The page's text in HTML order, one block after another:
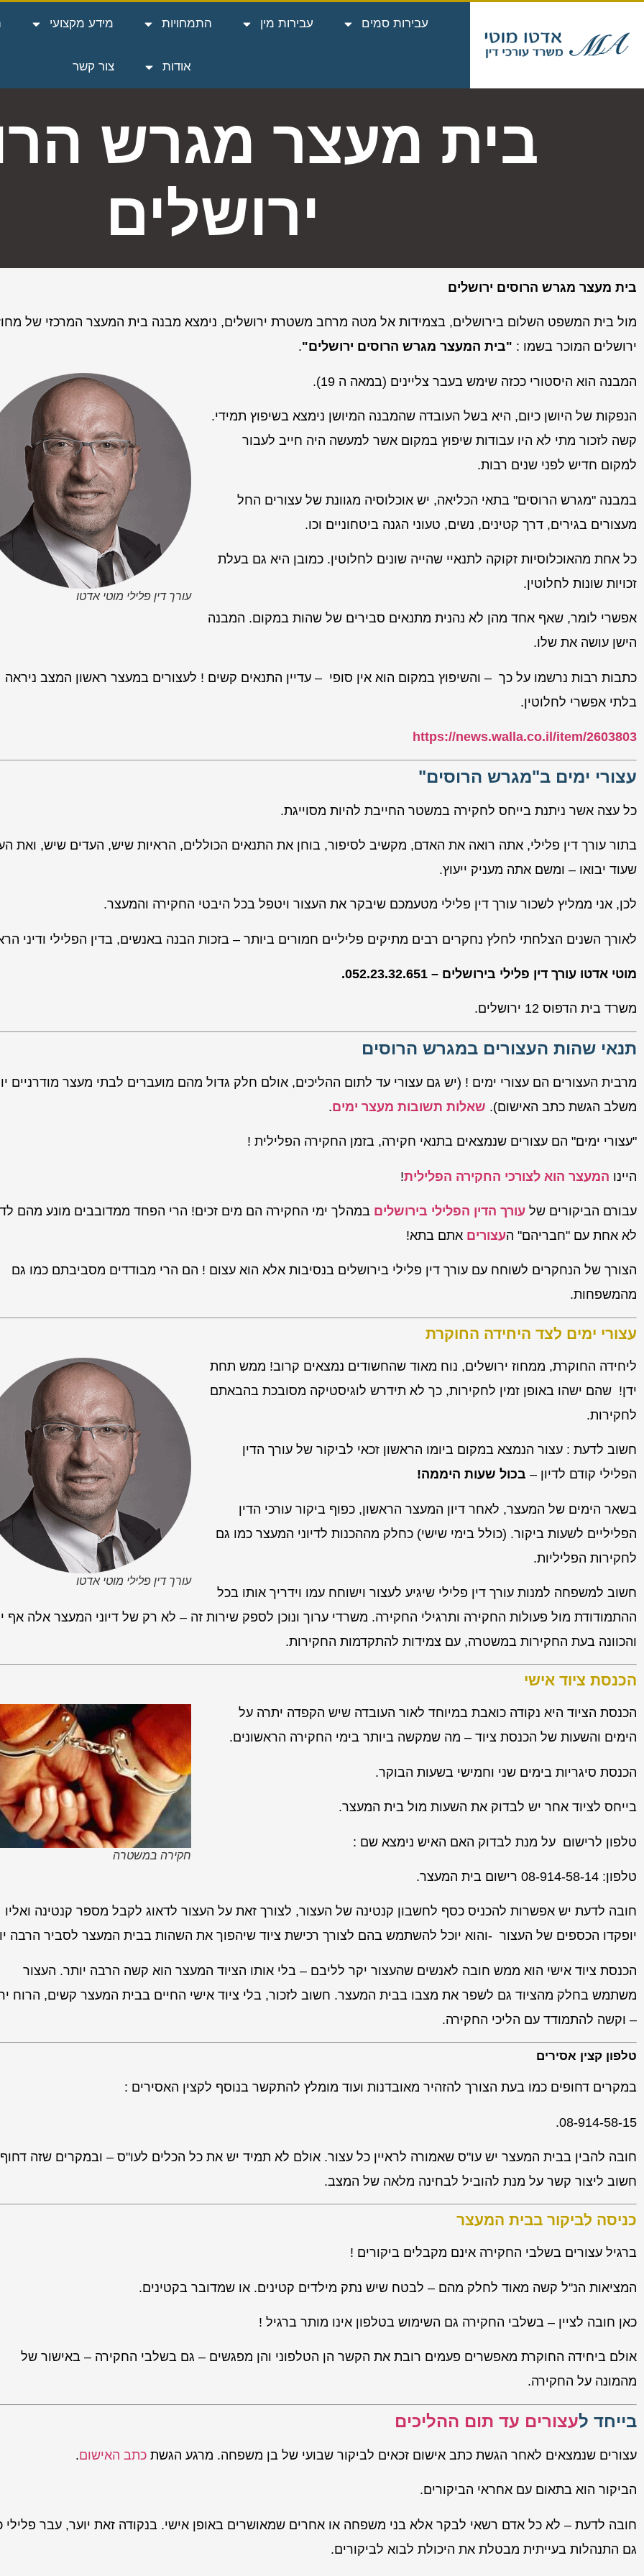
עבירות סמים עבירות מין התמחויות מידע מקצועי
אודות צור קשר
בית מעצר מגרש
ירושלים
בית מעצר מגרש הרוסים ירושלים
מול בית המשפט השלום בירושלים, בצמידות אל מטה מרחב משטרת ירושלים, נימצא מבנה בית המעצר המרכזי של
ירושלים המוכר בשמו : "בית המעצר מגרש הרוסים ירושלים".
עורך דין פלילי מוטי אדטו
המבנה הוא היסטורי ככזה שימש בעבר צליינים (במאה ה 19).
הנפקות של היושן כיום, היא בשל העובדה שהמבנה המיושן נימצא בשיפוץ תמידי.
קשה לזכור מתי לא היו עבודות שיפוץ במקום אשר למעשה היה חייב לעבור
למקום חדיש לפני שנים רבות.
במבנה "מגרש הרוסים" בתאי הכליאה, יש אוכלוסיה מגוונת של עצורים החל
מעצורים בגירים, דרך קטינים, נשים, טעוני הגנה ביטחוניים וכו.
כל אחת מהאוכלוסיות זקוקה לתנאיי שהייה שונים לחלוטין. כמובן היא גם בעלת
זכויות שונות לחלוטין.
אפשרי לומר, שאף אחד מהן לא נהנית מתנאים סבירים של שהות במקום. המבנה
הישן עושה את שלו.
כתבות רבות נרשמו על כך – והשיפוץ במקום הוא אין סופי – עדיין התנאים קשים ! לעצורים במעצר ראשון המצב ניראה
בלתי אפשרי לחלוטין.
https://news.walla.co.il/item/2603803
עצורי ימים ב"מגרש הרוסים"
כל עצה אשר ניתנת בייחס לחקירה במשטר החייבת להיות מסוייגת.
בתור עורך דין פלילי, אתה רואה את האדם, מקשיב לסיפור, בוחן את התנאים הכוללים, הראיות שיש, העדים שיש, ואת
שעוד יבואו – ומשם אתה מעניק ייעוץ.
לכן, אני ממליץ לשכור עורך דין פלילי מטעמכם שיבקר את העצור ויטפל בכל היבטי החקירה והמעצר.
לאורך השנים הצלחתי לחלץ נחקרים רבים מתיקים פליליים חמורים ביותר – בזכות הבנה באנשים, בדין הפלילי ודיני
מוטי אדטו עורך דין פלילי בירושלים – 052.23.32.651.
משרד בית הדפוס 12 ירושלים.
תנאי שהות העצורים במגרש הרוסים
מרבית העצורים הם עצורי ימים ! (יש גם עצורי עד לתום ההליכים, אולם חלק גדול מהם מועברים לבתי מעצר מודרניים
משלב הגשת כתב האישום). שאלות תשובות מעצר ימים.
"עצורי ימים" הם עצורים שנמצאים בתנאי חקירה, בזמן החקירה הפלילית !
היינו המעצר הוא לצורכי החקירה הפלילית!
עבורם הביקורים של עורך הדין הפלילי בירושלים במהלך ימי החקירה הם מים זכים! הרי הפחד ממדובבים מונע מהם
לא אחת עם "חבריהם" העצורים אתם בתא!
הצורך של הנחקרים לשוחח עם עורך דין פלילי בירושלים בנסיבות אלא הוא עצום ! הם הרי מבודדים מסביבתם כמו גם
מהמשפחות.
עצורי ימים לצד היחידה החוקרת
עורך דין פלילי מוטי אדטו
ליחידה החוקרת, ממחוז ירושלים, נוח מאוד שהחשודים נמצאים קרוב! ממש תחת
ידן! שהם ישהו באופן זמין לחקירות, כך לא תידרש לוגיסטיקה מסובכת בהבאתם
לחקירות.
חשוב לדעת : עצור הנמצא במקום ביומו הראשון זכאי לביקור של עורך הדין
הפלילי קודם לדיון – בכול שעות היממה!
בשאר הימים של המעצר, לאחר דיון המעצר הראשון, כפוף ביקור עורכי הדין
הפליליים לשעות ביקור. (כולל בימי שישי) כחלק מההכנות לדיוני המעצר כמו גם
לחקירות הפליליות.
חשוב למשפחה למנות עורך דין פלילי שיגיע לעצור וישוחח עמו וידריך אותו בכל
ההתמודודת מול פעולות החקירה ותרגילי החקירה. משרדי ערוך ונוכן לספק שירות זה – לא רק של דיוני המעצר אלה אף
והכוונה בעת החקירות במשטרה, עם צמידות להתקדמות החקירות.
הכנסת ציוד אישי
חקירה במשטרה
הכנסת הציוד היא נקודה כואבת במיוחד לאור העובדה שיש הקפדה יתרה על
הימים והשעות של הכנסת ציוד – מה שמקשה ביותר בימי החקירה הראשונים.
הכנסת סיגריות בימים שני וחמישי בשעות הבוקר.
בייחס לציוד אחר יש לבדוק את השעות מול בית המעצר.
טלפון לרישום על מנת לבדוק האם האיש נימצא שם :
טלפון: 08-914-58-14 רישום בית המעצר.
חובה לדעת יש אפשרות להכניס כסף לחשבון קנטינה של העצור, לצורך זאת על העצור לדאוג לקבל מספר קנטינה ואליו
יופקדו הכספים של העצור -והוא יוכל להשתמש בהם לצורך רכישת ציוד שיהפוך את השהות בבית המעצר לסביר הרבה
הכנסת ציוד אישי הוא ממש חובה לאנשים שהעצור יקר לליבם – בלי אותו הציוד המעצר הוא קשה הרבה יותר. העצור
משתמש בחלק מהציוד גם לשפר את מצבו בבית המעצר. חשוב לזכור, בלי ציוד אישי החיים בבית המעצר קשים, הרוח
– וקשה להתמודד עם הליכי החקירה.
טלפון קצין אסירים
במקרים דחופים כמו בעת הצורך להזהיר מאובדנות ועוד מומלץ להתקשר בנוסף לקצין האסירים :
08-914-58-15.
חובה להבין בבית המעצר יש עו"ס שאמורה לראיין כל עצור. אולם לא תמיד יש את כל הכלים לעו"ס – ובמקרים שזה
חשוב ליצור קשר על מנת להוביל לבחינה מלאה של המצב.
כניסה לביקור בבית המעצר
ברגיל עצורים בשלבי החקירה אינם מקבלים ביקורים !
המציאות הנ"ל קשה מאוד לחלק מהם – לבטח שיש נתק מילדים קטינים. או שמדובר בקטינים.
כאן חובה לציין – בשלבי החקירה גם השימוש בטלפון אינו מותר ברגיל !
אולם ביחידה החוקרת מאפשרים פעמים רובת את הקשר הן הטלפוני והן מפגשים – גם בשלבי החקירה – באישור של
מהמונה על החקירה.
בייחד לעצורים עד תום ההליכים
עצורים שנמצאים לאחר הגשת כתב אישום זכאים לביקור שבועי של בן משפחה. מרגע הגשת כתב האישום.
הביקור הוא בתאום עם אחראי הביקורים.
חובה לדעת – לא כל אדם רשאי לבקר אלא בני משפחה או אחרים שמאושרים באופן אישי. בנקודה זאת יוער, עבר פלילי
גם התנהלות בעייתית מבטלת את היכולת לבוא לביקורים.